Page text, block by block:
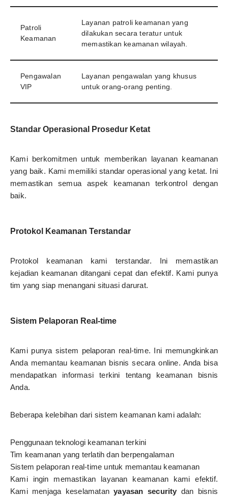
Patroli
Keamanan
Layanan patroli keamanan yang
dilakukan secara teratur untuk
memastikan keamanan wilayah.
Pengawalan
VIP
Layanan pengawalan yang khusus
untuk orang-orang penting.
Standar Operasional Prosedur Ketat
Kami berkomitmen untuk memberikan layanan keamanan
yang baik. Kami memiliki standar operasional yang ketat. Ini
memastikan semua aspek keamanan terkontrol dengan
baik.
Protokol Keamanan Terstandar
Protokol keamanan kami terstandar. Ini memastikan
kejadian keamanan ditangani cepat dan efektif. Kami punya
tim yang siap menangani situasi darurat.
Sistem Pelaporan Real-time
Kami punya sistem pelaporan real-time. Ini memungkinkan
Anda memantau keamanan bisnis secara online. Anda bisa
mendapatkan informasi terkini tentang keamanan bisnis
Anda.
Beberapa kelebihan dari sistem keamanan kami adalah:
Penggunaan teknologi keamanan terkini
Tim keamanan yang terlatih dan berpengalaman
Sistem pelaporan real-time untuk memantau keamanan
Kami ingin memastikan layanan keamanan kami efektif.
Kami menjaga keselamatanyayasan security dan bisnis